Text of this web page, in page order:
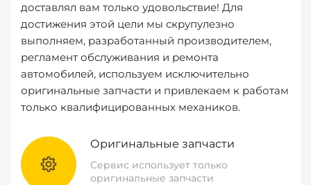
доставлял вам только удовольствие! Для
достижения этой цели мы скрупулезно
выполняем, разработанный производителем,
регламент обслуживания и ремонта
автомобилей, используем исключительно
оригинальные запчасти и привлекаем к работам
только квалифицированных механиков.
Оригинальные запчасти
Сервис использует только
оригинальные запчасти